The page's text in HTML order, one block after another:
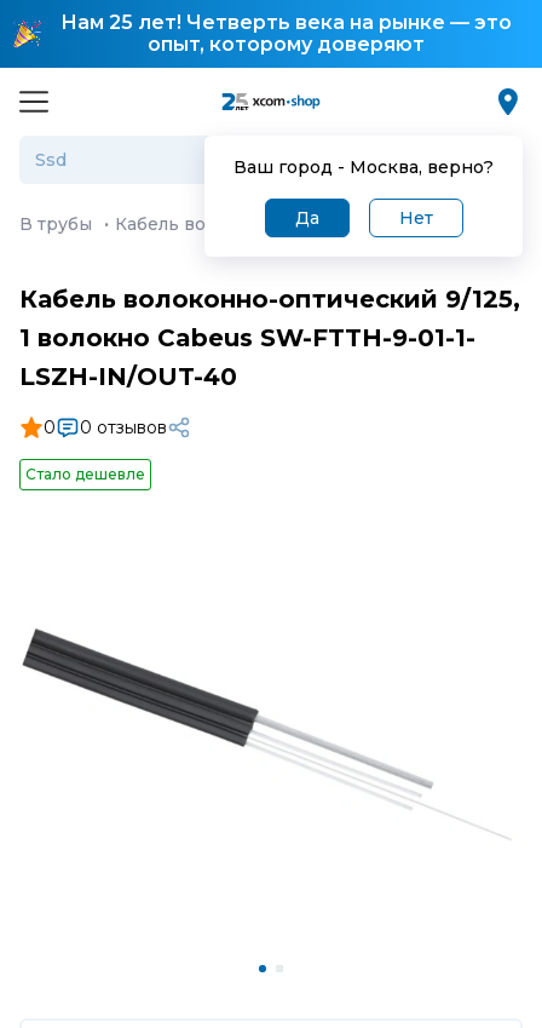
Нам 25 лет! Четверть века на рынке — это
опыт, которому доверяют
Ваш город - Москва, верно?
Да Нет
В трубы · Кабель волоконно-оптический 9/125, 1
Кабель волоконно-оптический 9/125,
1 волокно Cabeus SW-FTTH-9-01-1-
LSZH-IN/OUT-40
0 0 отзывов
Стало дешевле